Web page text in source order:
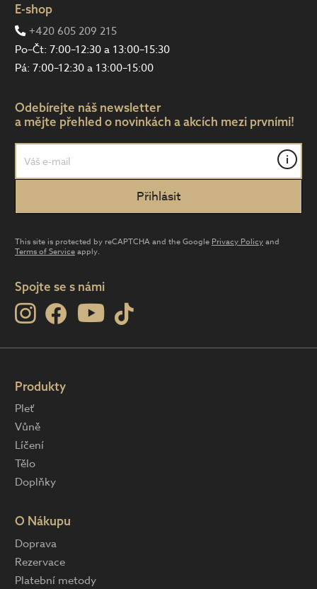
E-shop
+420 605 209 215
Po–Čt: 7:00–12:30 a 13:00–15:30
Pá: 7:00–12:30 a 13:00–15:00
Odebírejte náš newsletter
a mějte přehled o novinkách a akcích mezi prvními!
i
This site is protected by reCAPTCHA and the Google Privacy Policyand
Terms of Serviceapply.
Spojte se s námi
Produkty
Pleť
Vůně
Líčení
Tělo
Doplňky
O Nákupu
Doprava
Rezervace
Platební metody